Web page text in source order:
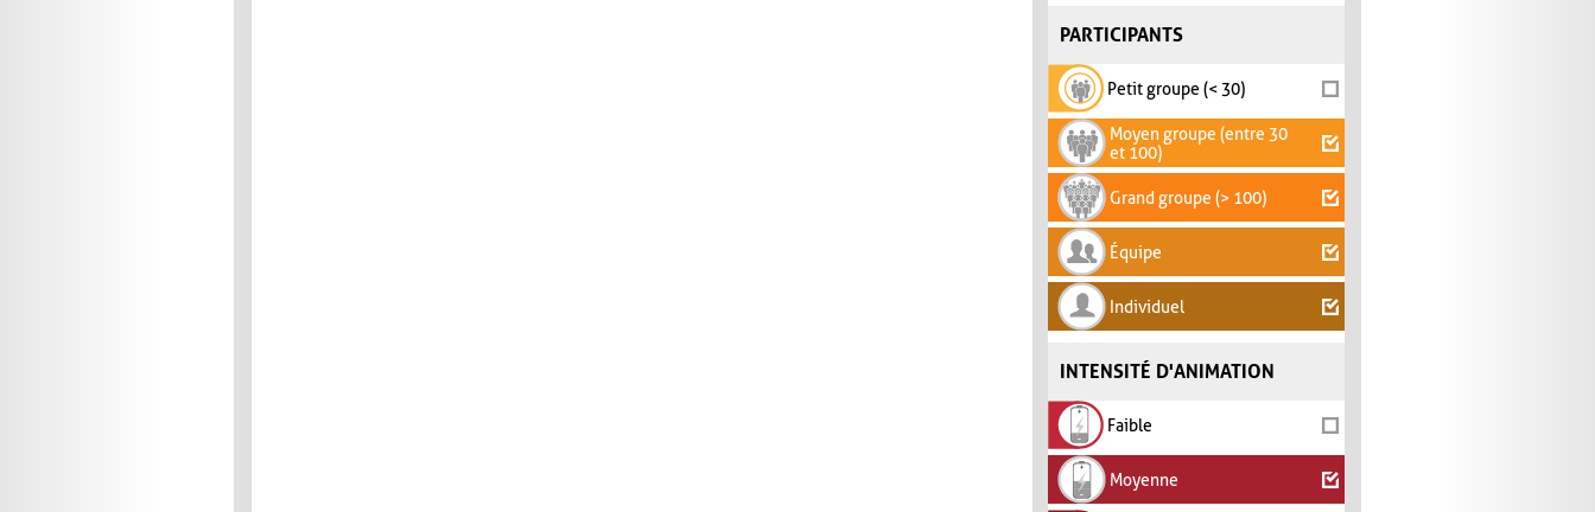
PARTICIPANTS
Petit groupe (< 30)
Moyen groupe (entre 30
et 100)
Grand groupe (> 100)
Équipe
Individuel
INTENSITÉ D'ANIMATION
Faible
Moyenne